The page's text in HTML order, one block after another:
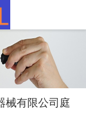
械有限公司庭